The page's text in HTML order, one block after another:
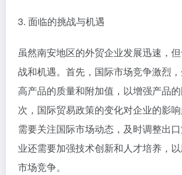
3. 面临的挑战与机遇
虽然南安地区的外贸企业发展迅速，
战和机遇。首先，国际市场竞争激烈
高产品的质量和附加值，以增强产品
次，国际贸易政策的变化对企业的影
需要关注国际市场动态，及时调整出
业还需要加强技术创新和人才培养，
市场竞争。